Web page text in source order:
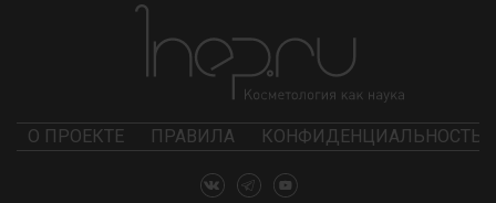
О ПРОЕКТЕ ПРАВИЛА КОНФИДЕНЦИАЛЬНОСТЬ